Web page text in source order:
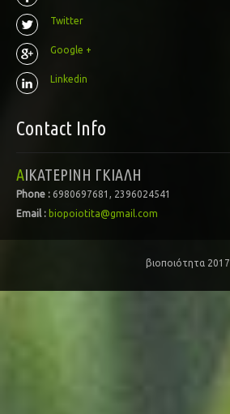
Twitter
Google +
Linkedin
Contact Info
ΑΙΚΑΤΕΡΙΝΗ ΓΚΙΑΛΗ
Phone : 6980697681, 2396024541
Email : biopoiotita@gmail.com
βιοποιότητα 2017